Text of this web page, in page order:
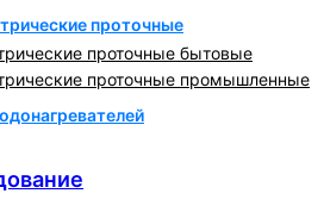
проточные
проточные бытовые
проточные промышленные